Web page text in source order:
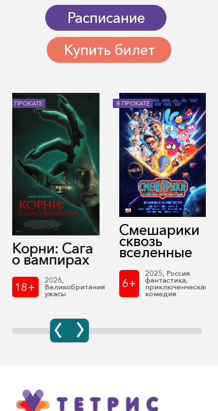
Расписание
Купить билет
Корни: Сага
о вампирах
18+ 2026,
Великобритания
ужасы
В ПРОКАТЕ
Смешарики
сквозь
вселенные
6+
2025, Россия
фантастика,
приключенческая
комедия
В ПРОКАТЕ